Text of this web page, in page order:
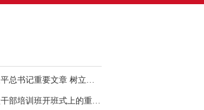
《求是》杂志发表习近平总书记重要文章 树立和践行正确政绩观
习近平主席在全军高级干部培训班开班式上的重要讲话引领全军开展思想整风、深化政治整训